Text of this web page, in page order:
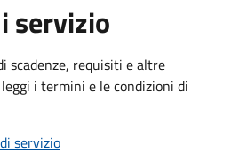
servizio
scadenze, requisiti e altre
i termini e le condizioni di
servizio